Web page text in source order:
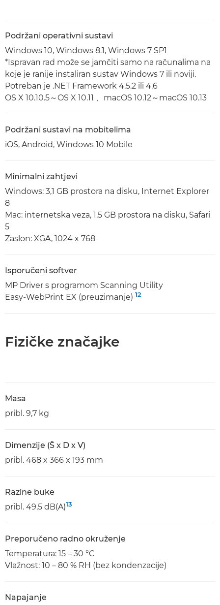
Podržani operativni sustavi
Windows 10, Windows 8.1, Windows 7 SP1
*Ispravan rad može se jamčiti samo na računalima na
koje je ranije instaliran sustav Windows 7 ili noviji.
Potreban je .NET Framework 4.5.2 ili 4.6
OS X 10.10.5～OS X 10.11 、macOS 10.12～macOS 10.13
Podržani sustavi na mobitelima
iOS, Android, Windows 10 Mobile
Minimalni zahtjevi
Windows: 3,1 GB prostora na disku, Internet Explorer
8
Mac: internetska veza, 1,5 GB prostora na disku, Safari
5
Zaslon: XGA, 1024 x 768
Isporučeni softver
MP Driver s programom Scanning Utility
Easy-WebPrint EX (preuzimanje) 12
Fizičke značajke
Masa
pribl. 9,7 kg
Dimenzije (Š x D x V)
pribl. 468 x 366 x 193 mm
Razine buke
pribl. 49,5 dB(A)13
Preporučeno radno okruženje
Temperatura: 15 – 30 °C
Vlažnost: 10 – 80 % RH (bez kondenzacije)
Napajanje